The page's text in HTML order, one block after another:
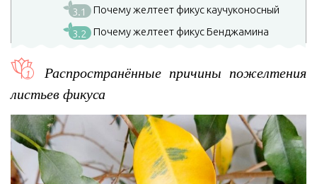
3.1 Почему желтеет фикус каучуконосный
3.2 Почему желтеет фикус Бенджамина
Распространённые причины пожелтения
листьев фикуса